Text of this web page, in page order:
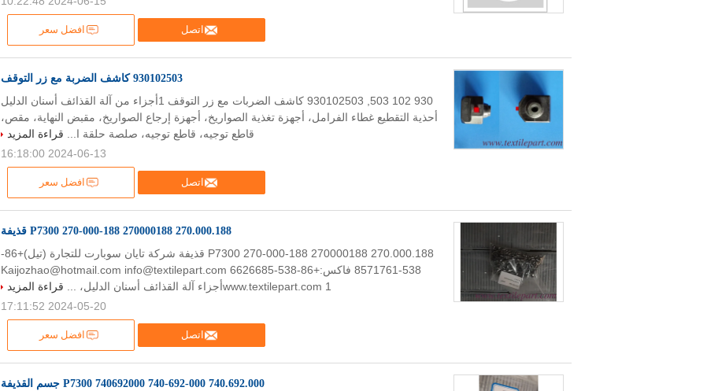
اتصل افضل سعر
930102503 كاشف الضربة مع زر التوقف
اتصل افضل سعر
930 102 503, 930102503 كاشف الضربات مع زر التوقف 1أجزاء من آلة القذائف أسنان الدليل
أحذية التقطيع غطاء الفرامل، أجهزة تغذية الصواريخ، أجهزة إرجاع الصواريخ، مقبض النهاية، مقص،
قاطع توجيه، قاطع توجيه، صلصة حلقة ا... قراءة المزيد
2024-06-13 16:18:00
270.000.188 270000188 270-000-188 P7300 قذيفة
اتصل افضل سعر
270.000.188 270000188 270-000-188 P7300 قذيفة شركة تايان سوبارت للتجارة (تيل)+86-
538-8571761 فاكس:+86-538-6626685 Kaijozhao@hotmail.com info@textilepart.com
www.textilepart.com 1أجزاء آلة القذائف أسنان الدليل، ...
قراءة المزيد
2024-05-20 17:11:52
740.692.000 740-692-000 740692000 P7300 جسم القذيفة